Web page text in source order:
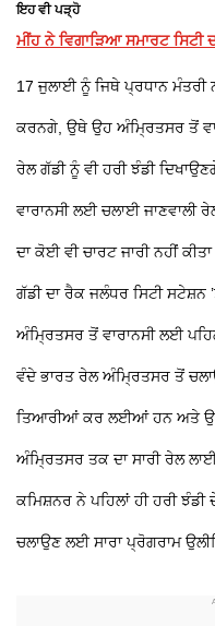
ਇਹ ਵੀ ਪੜ੍ਹੋ
ਮੀਂਹ ਨੇ ਵਿਗਾੜਿਆ ਸਮਾਰਟ ਸਿਟੀ
17 ਜੁਲਾਈ ਨੂੰ ਜਿਥੇ ਪ੍ਰਧਾਨ
ਕਰਨਗੇ, ਉਥੇ ਉਹ ਅੰਮ੍ਰਿਤਸਰ ਤੋਂ
ਰੇਲ ਗੱਡੀ ਨੂੰ ਵੀ ਹਰੀ ਝੰਡੀ
ਵਾਰਾਨਸੀ ਲਈ ਚਲਾਈ ਜਾਣਵਾਲੀ
ਦਾ ਕੋਈ ਵੀ ਚਾਰਟ ਜਾਰੀ ਨਹੀਂ
ਗੱਡੀ ਦਾ ਰੈਕ ਜਲੰਧਰ ਸਿਟੀ ਸਟੇਸ਼ਨ
ਅੰਮ੍ਰਿਤਸਰ ਤੋਂ ਵਾਰਾਨਸੀ ਲਈ
ਵੰਦੇ ਭਾਰਤ ਰੇਲ ਅੰਮ੍ਰਿਤਸਰ ਤੋਂ
ਤਿਆਰੀਆਂ ਕਰ ਲਈਆਂ ਹਨ ਅਤੇ
ਅੰਮ੍ਰਿਤਸਰ ਤਕ ਦਾ ਸਾਰੀ ਰੇਲ
ਕਮਿਸ਼ਨਰ ਨੇ ਪਹਿਲਾਂ ਹੀ ਹਰੀ
ਚਲਾਉਣ ਲਈ ਸਾਰਾ ਪ੍ਰੋਗਰਾਮ